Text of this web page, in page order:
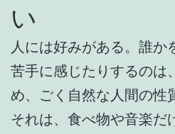
い
人には好みがある。誰か
苦手に感じたりするのは
め、ごく自然な人間の性
それは、食べ物や音楽だ